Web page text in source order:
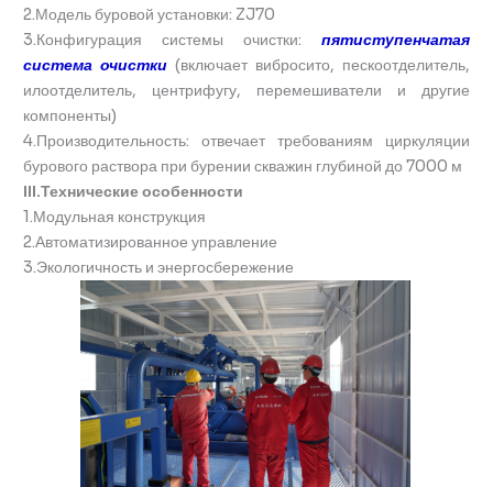
2.Модель буровой установки: ZJ70
3.Конфигурация системы очистки: пятиступенчатая
система очистки (включает вибросито, пескоотделитель,
илоотделитель, центрифугу, перемешиватели и другие
компоненты)
4.Производительность: отвечает требованиям циркуляции
бурового раствора при бурении скважин глубиной до 7000 м
III.Технические особенности
1.Модульная конструкция
2.Автоматизированное управление
3.Экологичность и энергосбережение